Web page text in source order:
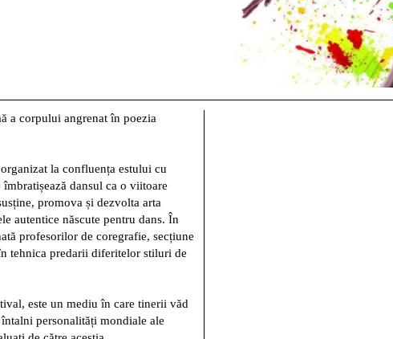
a corpului angrenat în poezia
la confluența estului cu
dansul ca o viitoare
promova și dezvolta arta
autentice născute pentru dans. În
profesorilor de coregrafie, secțiune
tehnica predarii diferitelor stiluri de
este un mediu în care tinerii văd
personalități mondiale ale